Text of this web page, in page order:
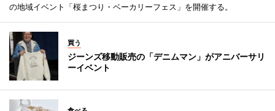
の地域イベント「桜まつり・ベーカリーフェス」を開催する。
買う
ジーンズ移動販売の「デニムマン」がアニバーサリ
ーイベント